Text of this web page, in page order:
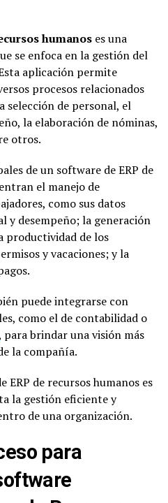
humanos es una
se enfoca en la gestión del
aplicación permite
procesos relacionados
selección de personal, el
la elaboración de nóminas,
otros.
de un software de ERP de
el manejo de
como sus datos
y desempeño; la generación
productividad de los
y vacaciones; y la
puede integrarse con
como el de contabilidad o
para brindar una visión más
la compañía.
ERP de recursos humanos es
la gestión eficiente y
de una organización.
para